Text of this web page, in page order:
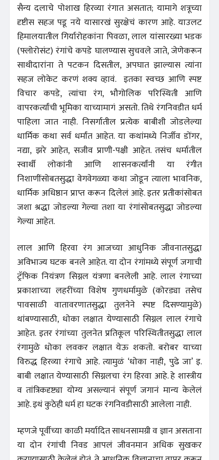
सैन्य दलाचे पोशाख हिरव्या रंगात असतात; यामागे शत्रूच्या
दृष्टीस सहज पडू नये यासारखं सुरक्षेचं कारण आहे. याउलट
हिमालयातील गिर्यारोहकांना पिवळा, लाल यांसारख्या भडक
(फ्लोरोसंट) रंगांचे कपडे घालण्यास सुचवले जाते, जेणेकरून
साथीदारांना ते पटकन दिसतील, अपघात झाल्यास त्यांना
सहज लोकेट करणं शक्य व्हावं. इतका स्वच्छ आणि स्पष्ट
विचार कपडे, त्यांचा रंग, भौगोलिक परिस्थिती आणि
वापरकर्त्यांची भूमिका याच्यामागं असतो. तिथे रंगनिवडीत धर्म
पाहिला जात नाही. निसर्गातील प्रत्येक बाबीशी जोडलेल्या
धार्मिक कथा सर्व धर्मांत आहेत. या कथांमध्ये निर्जीव डोंगर,
नद्या, झरे आहेत, सजीव प्राणी-पक्षी आहेत. तसंच धर्मातील
स्वार्थी लोकांनी आणि शासनकर्त्यांनी या रंगीत
निशाणींसोबतसुद्धा वेगवेगळ्या कथा जोडून त्याला भावनिक,
धार्मिक अधिष्ठान प्राप्त करून दिलेलं आहे. इतर प्रतीकांसोबत
जशा श्रद्धा जोडल्या गेल्या तशा या रंगांसोबतसुद्धा जोडल्या
गेल्या आहेत.
लाल आणि हिरवा रंग आजच्या आधुनिक जीवनातसुद्धा
अविभाज्य घटक बनले आहेत. या दोन रंगांमध्ये संपूर्ण जगाची
ट्रॅफिक नियंत्रण सिग्नल यंत्रणा बनलेली आहे. लाल रंगाच्या
प्रकाशाच्या लहरींच्या विशेष गुणधर्मामुळे (कोरड्या तसेच
पावसाळी वातावरणातसुद्धा तुलनेने स्पष्ट दिसण्यामुळे)
थांबण्यासाठी, धोका लक्षात येण्यासाठी सिग्नल लाल रंगाचे
आहेत. इतर रंगांच्या तुलनेत प्रतिकूल परिस्थितीतसुद्धा लाल
रंगामुळे धोका लवकर लक्षात येऊ शकतो. बरोबर याच्या
विरुद्ध हिरव्या रंगाचे आहे. त्यामुळं ‘धोका नाही, पुढे जा’ इ.
बाबी लक्षात येण्यासाठी सिग्नलचा रंग हिरवा आहे. हे शास्त्रीय
व तांत्रिकदृष्ट्या योग्य असल्यानं संपूर्ण जगानं मान्य केलेलं
आहे. इथं कुठेही धर्म हा घटक रंगनिवडीसाठी आलेला नाही.
म्हणजे पूर्वीच्या काळी मर्यादित साधनसामग्री व ज्ञान असताना
या दोन रंगांची निवड आपलं जीवनमान अधिक सुखकर